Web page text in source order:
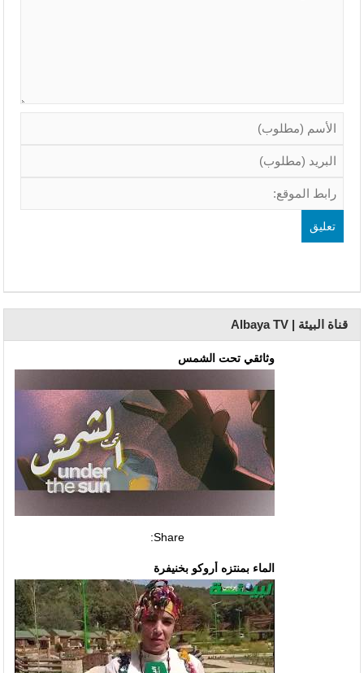
قناة البيئة | Albaya TV
وثائقي تحت الشمس
Share:
الماء بمنتزه أروكو بخنيفرة